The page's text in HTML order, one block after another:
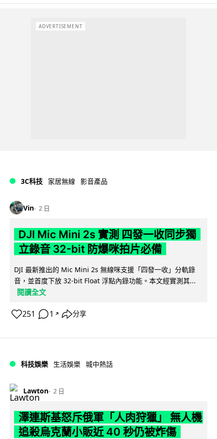
ADVERTISEMENT
3C科技 家居無線 影音產品
Vin 2 日
DJI Mic Mini 2s 實測 四發一收同步獨
立錄音 32-bit 防爆咪拍片必備
DJI 最新推出的 Mic Mini 2s 無線咪支援「四發一收」分軌錄
音，並首度下放 32-bit Float 浮點內錄功能。本文經實測其...
閱讀全文
251 1 ↗ 分享
科技娛樂 生活娛樂 城中熱話
Lawton 2 日
澤連斯基怒斥俄軍「人肉狩獵」 無人機
追殺烏克蘭小販近 40 秒仍被炸傷